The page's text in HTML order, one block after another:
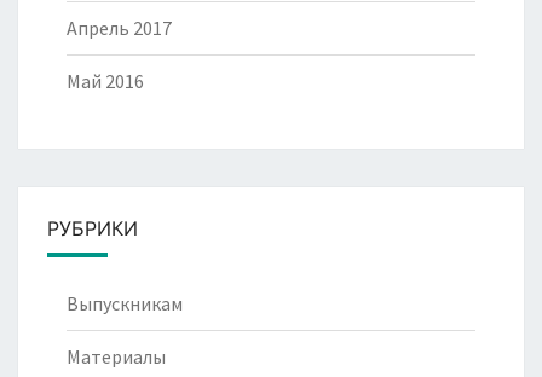
Апрель 2017
Май 2016
РУБРИКИ
Выпускникам
Материалы